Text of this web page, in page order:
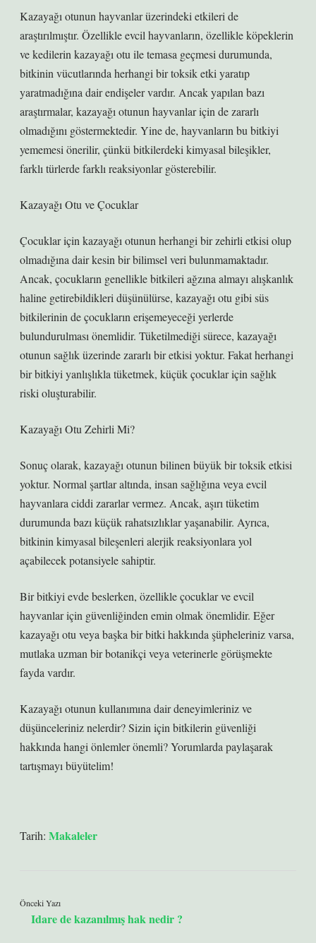
Kazayağı otunun hayvanlar üzerindeki etkileri de
araştırılmıştır. Özellikle evcil hayvanların, özellikle köpeklerin
ve kedilerin kazayağı otu ile temasa geçmesi durumunda,
bitkinin vücutlarında herhangi bir toksik etki yaratıp
yaratmadığına dair endişeler vardır. Ancak yapılan bazı
araştırmalar, kazayağı otunun hayvanlar için de zararlı
olmadığını göstermektedir. Yine de, hayvanların bu bitkiyi
yememesi önerilir, çünkü bitkilerdeki kimyasal bileşikler,
farklı türlerde farklı reaksiyonlar gösterebilir.
Kazayağı Otu ve Çocuklar
Çocuklar için kazayağı otunun herhangi bir zehirli etkisi olup
olmadığına dair kesin bir bilimsel veri bulunmamaktadır.
Ancak, çocukların genellikle bitkileri ağzına almayı alışkanlık
haline getirebildikleri düşünülürse, kazayağı otu gibi süs
bitkilerinin de çocukların erişemeyeceği yerlerde
bulundurulması önemlidir. Tüketilmediği sürece, kazayağı
otunun sağlık üzerinde zararlı bir etkisi yoktur. Fakat herhangi
bir bitkiyi yanlışlıkla tüketmek, küçük çocuklar için sağlık
riski oluşturabilir.
Kazayağı Otu Zehirli Mi?
Sonuç olarak, kazayağı otunun bilinen büyük bir toksik etkisi
yoktur. Normal şartlar altında, insan sağlığına veya evcil
hayvanlara ciddi zararlar vermez. Ancak, aşırı tüketim
durumunda bazı küçük rahatsızlıklar yaşanabilir. Ayrıca,
bitkinin kimyasal bileşenleri alerjik reaksiyonlara yol
açabilecek potansiyele sahiptir.
Bir bitkiyi evde beslerken, özellikle çocuklar ve evcil
hayvanlar için güvenliğinden emin olmak önemlidir. Eğer
kazayağı otu veya başka bir bitki hakkında şüpheleriniz varsa,
mutlaka uzman bir botanikçi veya veterinerle görüşmekte
fayda vardır.
Kazayağı otunun kullanımına dair deneyimleriniz ve
düşünceleriniz nelerdir? Sizin için bitkilerin güvenliği
hakkında hangi önlemler önemli? Yorumlarda paylaşarak
tartışmayı büyütelim!
Tarih: Makaleler
Önceki Yazı
Idare de kazanılmış hak nedir ?